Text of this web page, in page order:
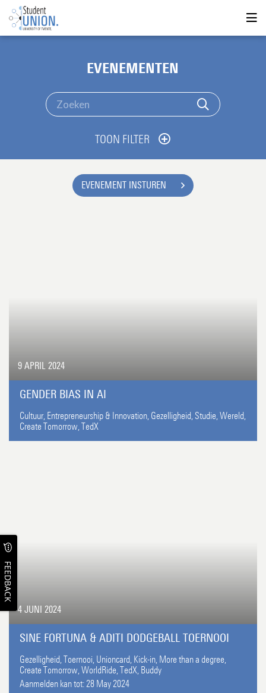
EVENEMENTEN
TOON FILTER
EVENEMENT INSTUREN
9 APRIL 2024
GENDER BIAS IN AI
Cultuur, Entrepreneurship & Innovation, Gezelligheid, Studie, Wereld,
Create Tomorrow, TedX
4 JUNI 2024
SINE FORTUNA & ADITI DODGEBALL TOERNOOI
Gezelligheid,Toernooi, Unioncard, Kick-in, More than a degree,
Create Tomorrow,WorldRide,TedX, Buddy
Aanmelden kan tot:28 May 2024
FEEDBACK